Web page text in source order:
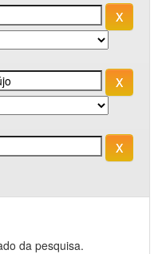
da pesquisa.